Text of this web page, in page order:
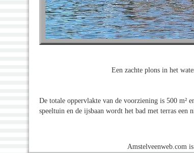
Een zachte plons in het
De totale oppervlakte van de voorziening is 500 m²
speeltuin en de ijsbaan wordt het bad met terras een
Amstelveenweb.com